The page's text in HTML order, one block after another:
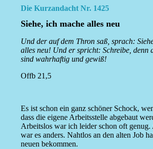
Die Kurzandacht Nr. 1425
Siehe, ich mache alles neu
Und der auf dem Thron saß, sprach:
alles neu! Und er spricht: Schreibe, denn
sind wahrhaftig und gewiß!
Offb 21,5
Es ist schon ein ganz schöner Schock,
dass die eigene Arbeitsstelle abgebaut
Arbeitslos war ich leider schon oft genug.
war es anders. Nahtlos an den alten Job
neuen bekommen.